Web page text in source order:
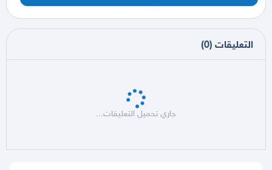
التعليقات (
0
)
جاري تحميل التعليقات...